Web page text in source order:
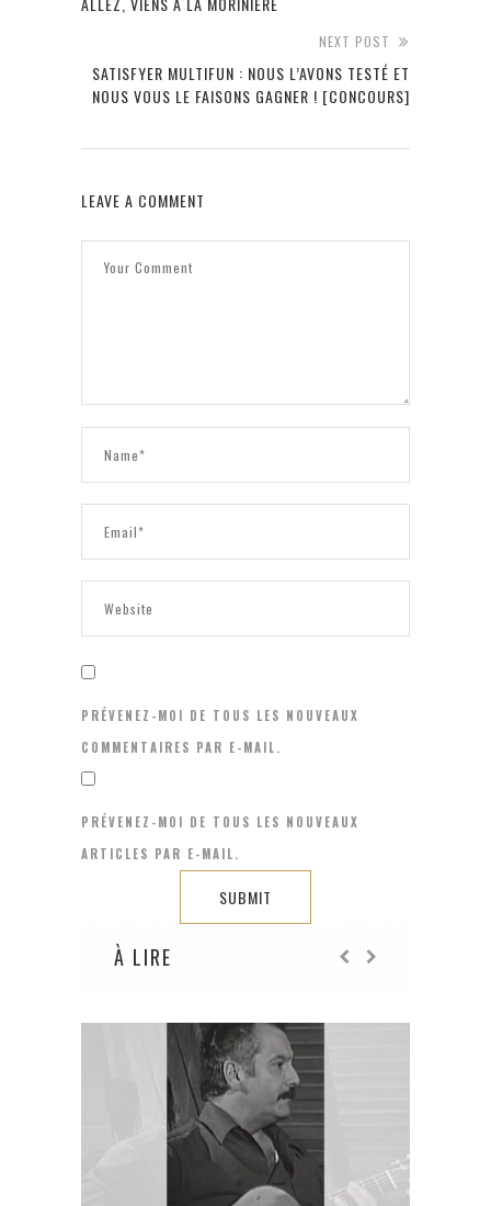
NEXT POST
SATISFYER MULTIFUN : NOUS L’AVONS TESTÉ ET
NOUS VOUS LE FAISONS GAGNER ! [CONCOURS]
LEAVE A COMMENT
PRÉVENEZ-MOI DE TOUS LES NOUVEAUX
COMMENTAIRES PAR E-MAIL.
PRÉVENEZ-MOI DE TOUS LES NOUVEAUX
ARTICLES PAR E-MAIL.
À LIRE